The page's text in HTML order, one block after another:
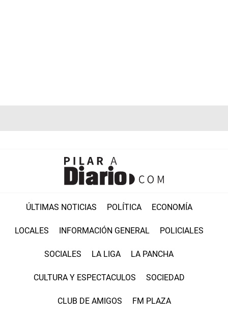
ÚLTIMAS NOTICIAS POLÍTICA ECONOMÍA
LOCALES INFORMACIÓN GENERAL POLICIALES
SOCIALES LA LIGA LA PANCHA
CULTURA Y ESPECTACULOS SOCIEDAD
CLUB DE AMIGOS FM PLAZA